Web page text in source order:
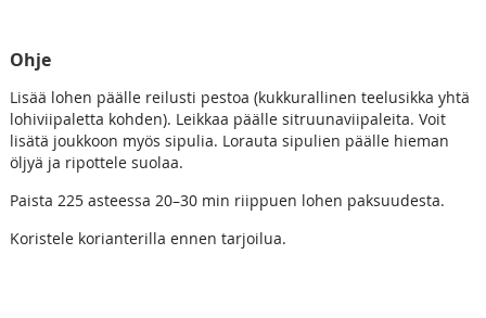
Ohje
Lisää lohen päälle reilusti pestoa (kukkurallinen teelusikka yhtä
lohiviipaletta kohden). Leikkaa päälle sitruunaviipaleita. Voit
lisätä joukkoon myös sipulia. Lorauta sipulien päälle hieman
öljyä ja ripottele suolaa.
Paista 225 asteessa 20–30 min riippuen lohen paksuudesta.
Koristele korianterilla ennen tarjoilua.